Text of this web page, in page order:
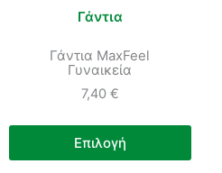
Γάντια
Γάντια MaxFeel
Γυναικεία
7,40 €
Επιλογή
Αυτό